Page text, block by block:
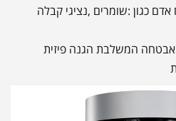
כגון :שומרים ,נציגי קבלה
אבטחה המשלבת הגנה פיזית